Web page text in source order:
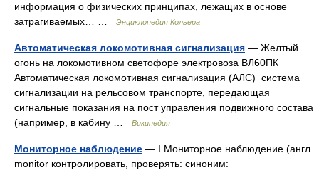
информация о физических принципах, лежащих в основе
затрагиваемых… …
Энциклопедия Кольера
Автоматическая локомотивная сигнализация — Желтый
огонь на локомотивном светофоре электровоза ВЛ60ПК
Автоматическая локомотивная сигнализация (АЛС) система
сигнализации на рельсовом транспорте, передающая
сигнальные показания на пост управления подвижного состава
(например, в кабину …
Википедия
Мониторное наблюдение — I Мониторное наблюдение (англ.
monitor контролировать, проверять: синоним: